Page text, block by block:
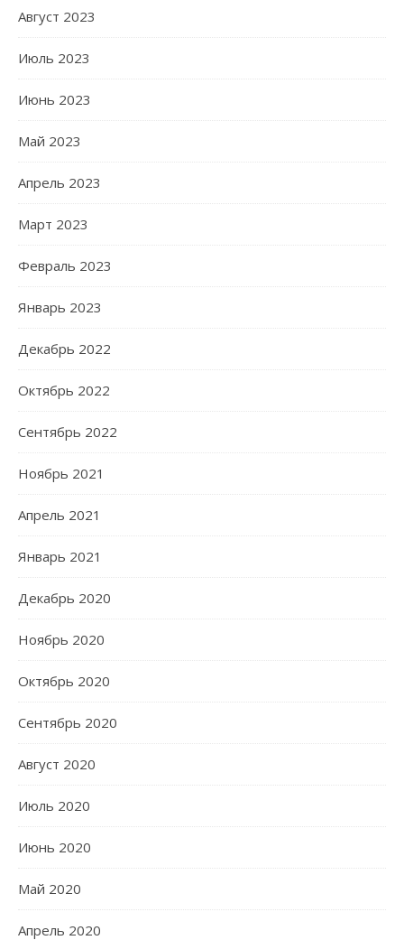
Август 2023
Июль 2023
Июнь 2023
Май 2023
Апрель 2023
Март 2023
Февраль 2023
Январь 2023
Декабрь 2022
Октябрь 2022
Сентябрь 2022
Ноябрь 2021
Апрель 2021
Январь 2021
Декабрь 2020
Ноябрь 2020
Октябрь 2020
Сентябрь 2020
Август 2020
Июль 2020
Июнь 2020
Май 2020
Апрель 2020